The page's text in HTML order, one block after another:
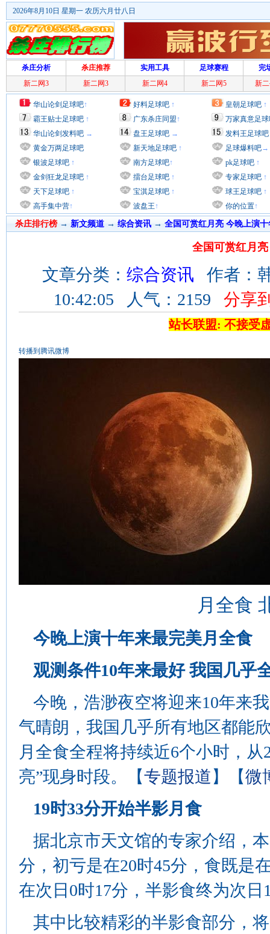
2026年8月10日 星期一 农历六月廿八日
杀庄分析 杀庄推荐 实用工具 足球赛程
完
新二网3
新二网3 新二网4 新二网5 新
华山论剑足球吧↑
霸王贴士足球吧 ↑
华山论剑发料吧 →
黄金万两足球吧
银波足球吧 ↑
金剑狂龙足球吧 ↑
天下足球吧 ↑
高手集中营↑
好料足球吧 ↑
广东杀庄同盟↑
盘王足球吧 →
新天地足球吧 ↑
南方足球吧↑
擂台足球吧 ↑
宝淇足球吧 ↑
波盘王↑
皇朝足球吧 ↑
万家真意足
发料王足球吧
足球爆料吧→
pk足球吧 ↑
专家足球吧 ↑
球王足球吧 ↑
你的位置↑
杀庄排行榜 → 新文频道→ 综合资讯 → 全国可赏红月亮 今晚上演
全国可赏红月
文章分类： 综合资讯 作者：
10:42:05 人气：2159 分享
站长联盟: 不接受
转播到腾讯微博
月全食
今晚上演十年来最完美月全食
观测条件10年来最好 我国几乎
今晚，浩渺夜空将迎来10年来
气晴朗，我国几乎所有地区都能
月全食全程将持续近6个小时，
亮”现身时段。【专题报道 】【微
19时33分开始半影月食
据北京市天文馆的专家介绍，
分，初亏是在20时45分，食既是
在次日0时17分，半影食终为次日
其中比较精彩的半影食部分，